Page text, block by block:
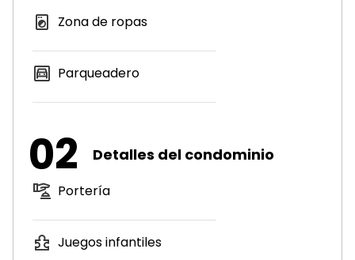
Zona de ropas
Parqueadero
02 Detalles del condominio
Portería
Juegos infantiles